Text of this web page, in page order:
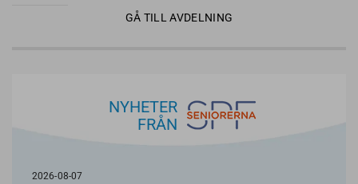
GÅ TILL AVDELNING
NYHETER
FRÅN
2026-08-07